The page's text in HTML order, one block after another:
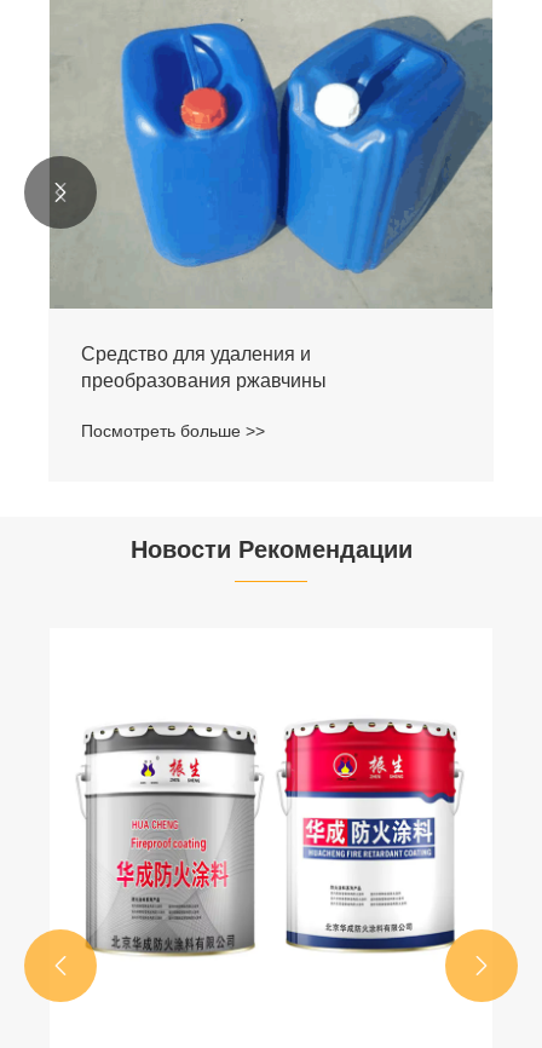
Средство для удаления и
преобразования ржавчины
Посмотреть больше >>


Новости Рекомендации
 